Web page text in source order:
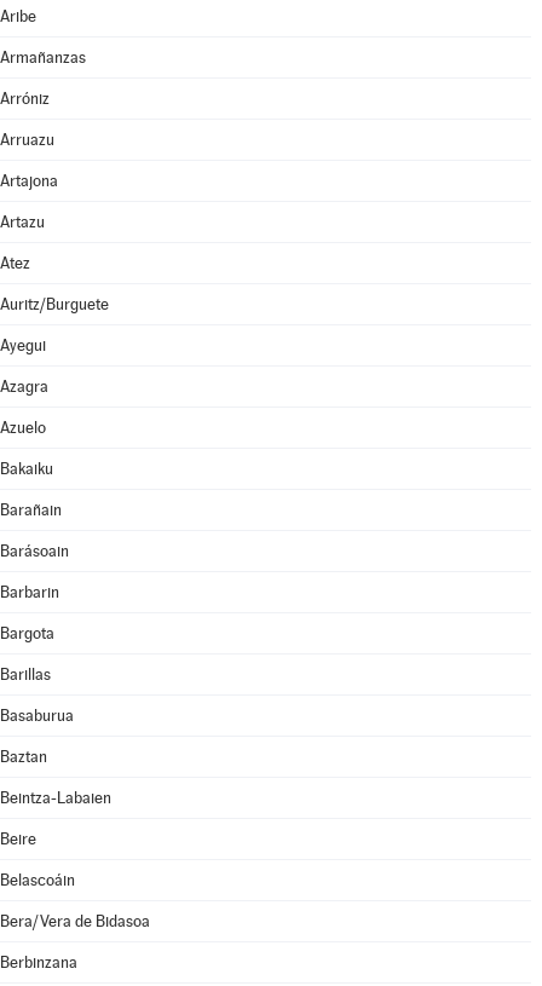
Aribe
Armañanzas
Arróniz
Arruazu
Artajona
Artazu
Atez
Auritz/Burguete
Ayegui
Azagra
Azuelo
Bakaiku
Barañain
Barásoain
Barbarin
Bargota
Barillas
Basaburua
Baztan
Beintza-Labaien
Beire
Belascoáin
Bera/Vera de Bidasoa
Berbinzana